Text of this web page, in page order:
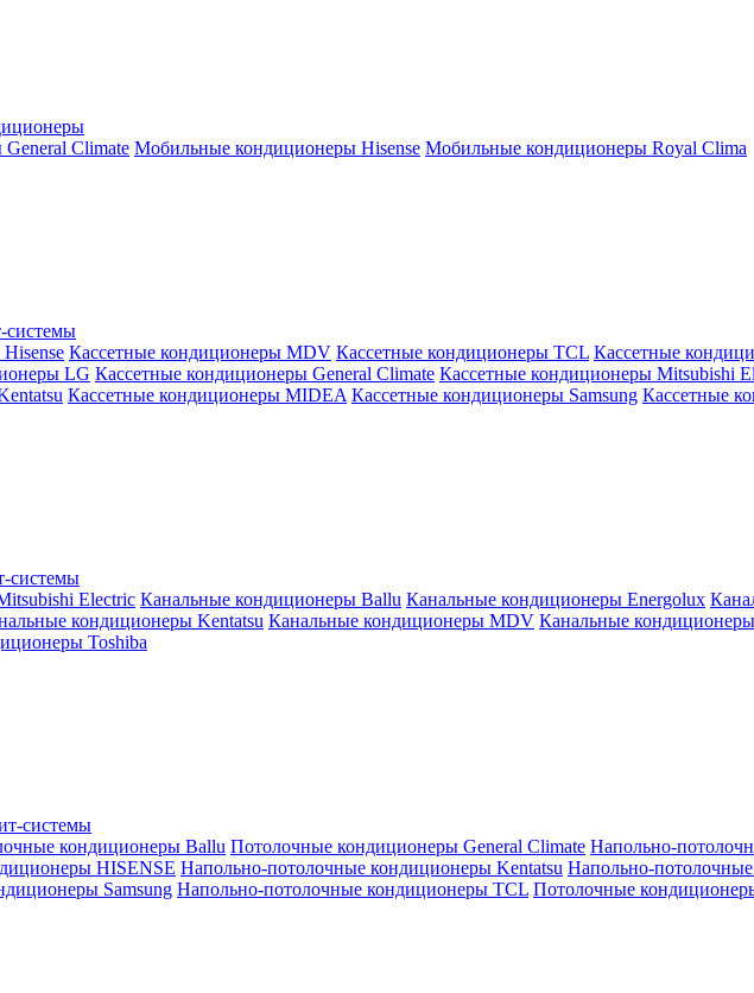
Climate Мобильные кондиционеры Hisense Мобильные кондиционеры Royal Clima
системы
Кассетные кондиционеры MDV Кассетные кондиционеры TCL Кассетные
LG Кассетные кондиционеры General Climate Кассетные кондиционеры Mitsubishi
Кассетные кондиционеры MIDEA Кассетные кондиционеры Samsung Кассетные
системы
Electric Канальные кондиционеры Ballu Канальные кондиционеры Energolux
кондиционеры Kentatsu Канальные кондиционеры MDV Канальные
Toshiba
системы
кондиционеры Ballu Потолочные кондиционеры General Climate Напольно-
HISENSE Напольно-потолочные кондиционеры Kentatsu Напольно-
Samsung Напольно-потолочные кондиционеры TCL Потолочные